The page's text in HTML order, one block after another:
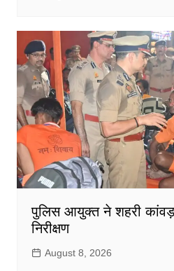
पुलिस आयुक्त ने शहरी कांवड़
निरीक्षण
August 8, 2026